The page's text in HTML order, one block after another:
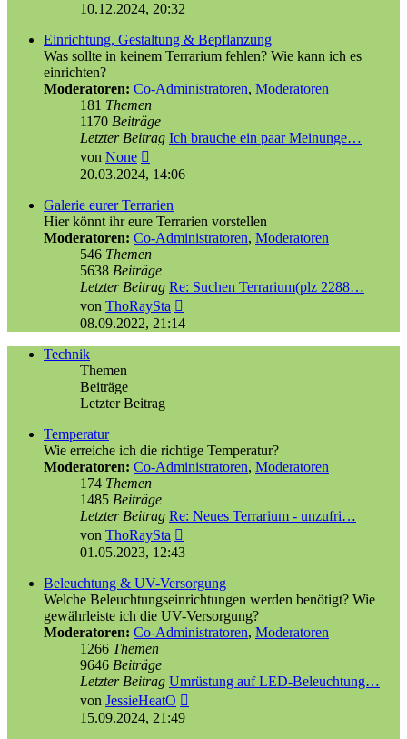
Beitrag
10.12.2024, 20:32
Einrichtung, Gestaltung & Bepflanzung
Was sollte in keinem Terrarium fehlen? Wie kann ich es
einrichten?
Moderatoren: Co-Administratoren, Moderatoren
181 Themen
1170 Beiträge
Letzter Beitrag Ich brauche ein paar Meinunge…
von None
Beitrag
20.03.2024, 14:06
Galerie eurer Terrarien
Hier könnt ihr eure Terrarien vorstellen
Moderatoren: Co-Administratoren, Moderatoren
546 Themen
5638 Beiträge
Letzter Beitrag Re: Suchen Terrarium(plz 2288…
von ThoRaySta
Beitrag
08.09.2022, 21:14
Technik
Themen
Beiträge
Letzter Beitrag
Temperatur
Wie erreiche ich die richtige Temperatur?
Moderatoren: Co-Administratoren, Moderatoren
174 Themen
1485 Beiträge
Letzter Beitrag Re: Neues Terrarium - unzufri…
von ThoRaySta
Beitrag
01.05.2023, 12:43
Beleuchtung & UV-Versorgung
Welche Beleuchtungseinrichtungen werden benötigt? Wie
gewährleiste ich die UV-Versorgung?
Moderatoren: Co-Administratoren, Moderatoren
1266 Themen
9646 Beiträge
Letzter Beitrag Umrüstung auf LED-Beleuchtung…
von JessieHeatO
15.09.2024, 21:49